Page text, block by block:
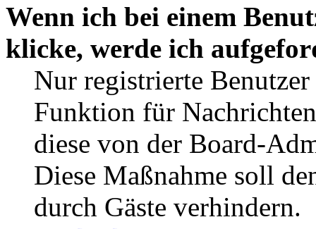
Wenn ich bei einem
klicke, werde ich
Nur registrierte
Funktion für
diese von der Board-
Diese Maßnahme soll
durch Gäste verhindern.